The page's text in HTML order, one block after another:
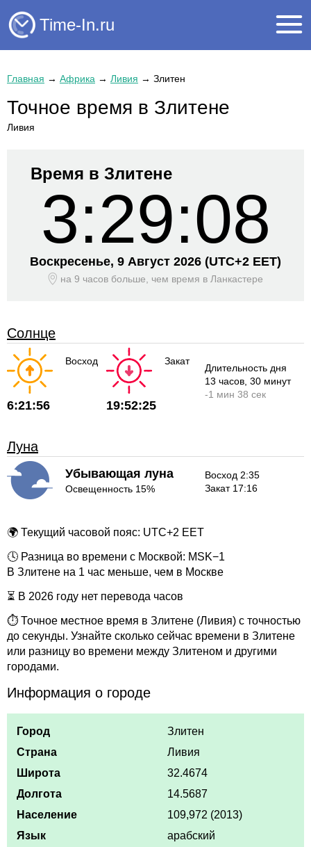
Time-In.ru
Главная → Африка → Ливия → Злитен
Точное время в Злитене
Ливия
Время в Злитене
3:29:08
Воскресенье, 9 Август 2026 (UTC+2 EET)
на 9 часов больше, чем время в Ланкастере
Солнце
Восход
6:21:56
Закат
19:52:25
Длительность дня
13 часов , 30 минут
-1 мин38 сек
Луна
Убывающая луна
Освещенность 15%
Восход 2:35
Закат 17:16
🌍 Текущий часовой пояс: UTC+2 EET
🕓 Разница во времени с Москвой: MSK−1
В Злитене на 1 час меньше, чем в Москве
⏳ В 2026 году нет перевода часов
⏱ Точное местное время в Злитене (Ливия) с точностью
до секунды. Узнайте сколько сейчас времени в Злитене
или разницу во времени между Злитеном и другими
городами.
Информация о городе
Город
Злитен
Страна
Ливия
Широта
32.4674
Долгота
14.5687
Население
109,972 (2013)
Язык
арабский